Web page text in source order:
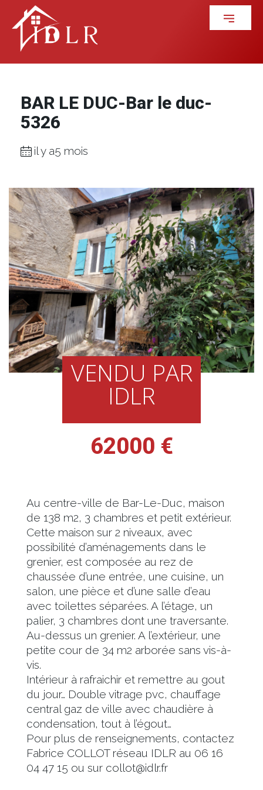
BAR LE DUC-Bar le duc-
5326
il y a5 mois
VENDU PAR
IDLR
62000 €
Au centre-ville de Bar-Le-Duc, maison
de 138 m2, 3 chambres et petit extérieur.
Cette maison sur 2 niveaux, avec
possibilité d’aménagements dans le
grenier, est composée au rez de
chaussée d’une entrée, une cuisine, un
salon, une pièce et d’une salle d’eau
avec toilettes séparées. A l’étage, un
palier, 3 chambres dont une traversante.
Au-dessus un grenier. A l’extérieur, une
petite cour de 34 m2 arborée sans vis-à-
vis.
Intérieur à rafraichir et remettre au gout
du jour… Double vitrage pvc, chauffage
central gaz de ville avec chaudière à
condensation, tout à l’égout…
Pour plus de renseignements, contactez
Fabrice COLLOT réseau IDLR au 06 16
04 47 15 ou sur collot@idlr.fr